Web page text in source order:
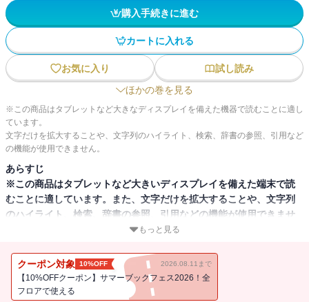
購入手続きに進む
カートに入れる
お気に入り
試し読み
ほかの巻を見る
※この商品はタブレットなど大きなディスプレイを備えた機器で読むことに適し
ています。
文字だけを拡大することや、文字列のハイライト、検索、辞書の参照、引用など
の機能が使用できません。
あらすじ
※この商品はタブレットなど大きいディスプレイを備えた端末で読
むことに適しています。また、文字だけを拡大することや、文字列
のハイライト、検索、辞書の参照、引用などの機能が使用できませ
明治の頃、名人による落語・講談を忠実に再現した速記本は、ある
種の大衆文学として人気を博していました。そんな速記本の中で最
も支持されていたのが「百花園」でした。本シリーズは、明治
もっと見る
クーポン対象 10%OFF 2026.08.11まで
【10%OFFクーポン】サマーブックフェス2026！全
フロアで使える